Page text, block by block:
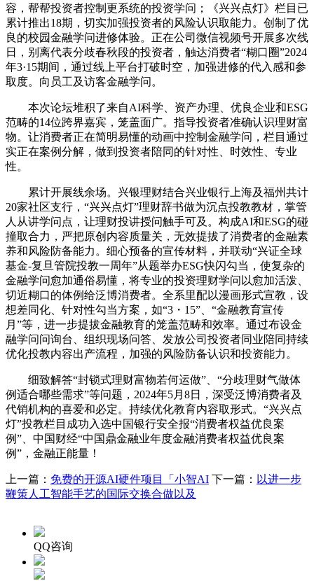
容，帮帮投资者控制更系统的投资学问；《兴兴点灯》栏目已
累计推出18期，切实加强投资者的风险认识取能力。创制了优
良的校园金融学问进修体验。正在公司微信视频号开展多次线
日，别离代表分歧春秋段的投资者，触达消费者“糊口圈”2024
年3·15期间，通过线上平台打破时空，加强进修的代入感和参
取度。向员工及访客金融学问。
本次论坛堆积了来自AI科学、资产办理、优良企业和ESG
范畴的14位跨界嘉宾，笼盖面广。指导投资者准确认识理财富
物。让消费者正在简明易懂的动画中控制金融学问，栏目通过
实正在案例分解，做到投资者陪同的针对性、时效性、专业
性。
累计开展线余场。兴银理财结合兴业银行上海及福州共计
20家社区支行，“兴兴点灯”理财辞书做为沉点投教教材，掌管
人从讲学问点，让理财投讲授问触手可及。构成AI和ESG的碰
撞取合力，严把原创内容质量关，无效提拔了消费者的金融素
养和风险防备能力。细心预备的宣传材料，并联动“兴证全球
基金-复旦管院投教一周年”从题举办ESG快闪勾当，使复杂的
金融学问愈加通俗易懂，将专业的投资理财学问以愈加活泼、
切近糊口的体例给泛博消费者。全系里配以漫画形式宣教，设
想差同化、针对性勾当方案，如“3・15”、“金融教育宣传
月”等，进一步提拔金融教育的笼盖范畴和效率。通过布设金
融学问问询台、组织现场问答、发放公司投资者同业陪同持续
优化投教内容出产流程，加强的风险防备认识和投资能力。
细致解答“封锁式理财富物若何运做”、“分歧理财气做体
例适合哪些需求”等问题，2024年5月8日，深受泛博消费者及
代销机构的喜爱和必定。持续优化教育内容取形式。“兴兴点
灯”投教栏目成功入选中国银行安全报“消费者权益优良案
例”、中国财经“中国鼎金融业年度金融消费者权益优良案
例”，金融正能量！
上一篇： 免费的开源AI硬件项目「小智AI 下一篇： 以进一步
鞭策人工智能手艺的国际交换合做以及
QQ咨询